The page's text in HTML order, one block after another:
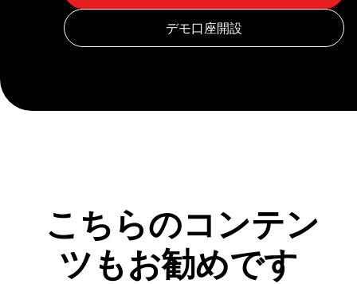
こちらのコンテン
ツもお勧めです